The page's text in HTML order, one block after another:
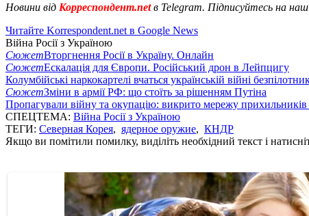
Новини від Корреспондент.netв Telegram. Підписуйтесь на
Читайте Korrespondent.net в Google News
Війна Росії з Україною
СюжетВторгнення Росії в Україну. Онлайн
СюжетЕскалація для Європи. Російський дрон в Лейпцигу
Колумбійські наркокартелі вчаться українській війні
СюжетЗміни в армії РФ: що стоїть за рішенням Путіна
Пропагували війну та окупацію: викрито мережу
СПЕЦТЕМА: Війна Росії з Україною
ТЕГИ: Северная Корея, ядерное оружие, КНДР
Якщо ви помітили помилку, виділіть необхідний текст і